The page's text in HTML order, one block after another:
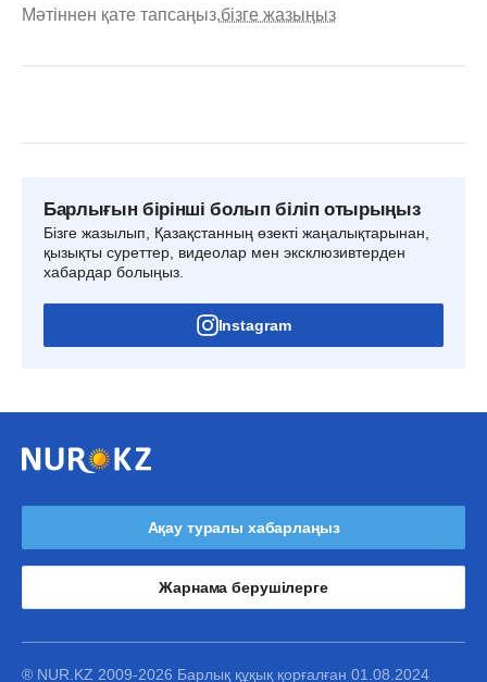
Мәтіннен қате тапсаңыз,бізге жазыңыз
Барлығын бірінші болып біліп отырыңыз
Бізге жазылып, Қазақстанның өзекті жаңалықтарынан,
қызықты суреттер, видеолар мен эксклюзивтерден
хабардар болыңыз.
Instagram
Ақау туралы хабарлаңыз
Жарнама берушілерге
® NUR.KZ 2009-2026 Барлық құқық қорғалған 01.08.2024